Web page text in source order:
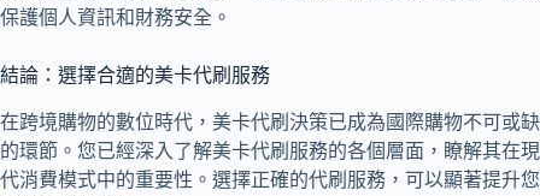
保護個人資訊和財務安全。
結論：選擇合適的美卡代刷服務
在跨境購物的數位時代，美卡代刷決策已成為國際購物不可或缺
的環節。您已經深入了解美卡代刷服務的各個層面，瞭解其在現
代消費模式中的重要性。選擇正確的代刷服務，可以顯著提升您